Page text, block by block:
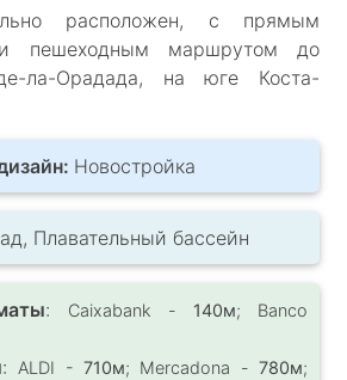
расположен, с прямым
пешеходным маршрутом до
ла-Орадада, на юге Коста-
Новостройка
Плавательный бассейн
: Caixabank - 140м; Banco
: ALDI -710м; Mercadona -780м;